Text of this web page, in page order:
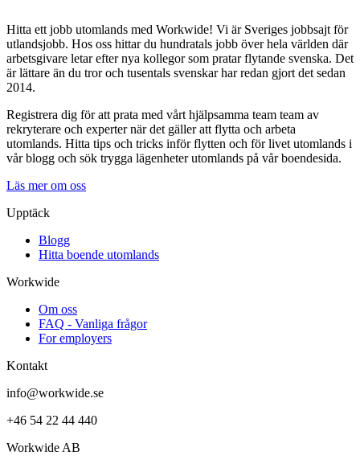
Hitta ett jobb utomlands med Workwide! Vi är Sveriges jobbsajt för
utlandsjobb. Hos oss hittar du hundratals jobb över hela världen där
arbetsgivare letar efter nya kollegor som pratar flytande svenska. Det
är lättare än du tror och tusentals svenskar har redan gjort det sedan
2014.
Registrera dig för att prata med vårt hjälpsamma team team av
rekryterare och experter när det gäller att flytta och arbeta
utomlands. Hitta tips och tricks inför flytten och för livet utomlands i
vår blogg och sök trygga lägenheter utomlands på vår boendesida.
Läs mer om oss
Upptäck
Blogg
Hitta boende utomlands
Workwide
Om oss
FAQ - Vanliga frågor
For employers
Kontakt
info@workwide.se
+46 54 22 44 440
Workwide AB